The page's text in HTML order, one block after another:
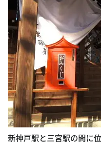
新神戸駅と三宮駅の間に